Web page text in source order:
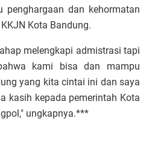
dan kehormatan
Kota Bandung.
melengkapi admistrasi tapi
kami bisa dan mampu
yang kita cintai ini dan saya
kasih kepada pemerintah Kota
ungkapnya.***